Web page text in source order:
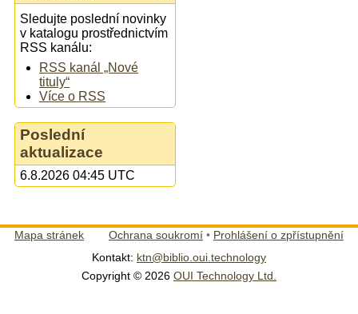
Sledujte poslední novinky
v katalogu prostřednictvím
RSS kanálu:
RSS kanál „Nové
tituly“
Více o RSS
Poslední
aktualizace
6.8.2026 04:45 UTC
Mapa stránek Ochrana soukromí • Prohlášení o zpřístupnění
Kontakt: ktn@biblio.oui.technology
Copyright © 2026 OUI Technology Ltd.